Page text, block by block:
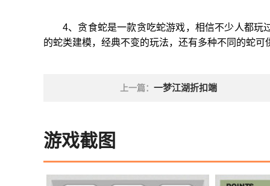
4、贪食蛇是一款贪吃蛇游戏，相信不少人都
的蛇类建模，经典不变的玩法，还有多种不同的蛇可
上一篇： 一梦江湖折扣端
游戏截图